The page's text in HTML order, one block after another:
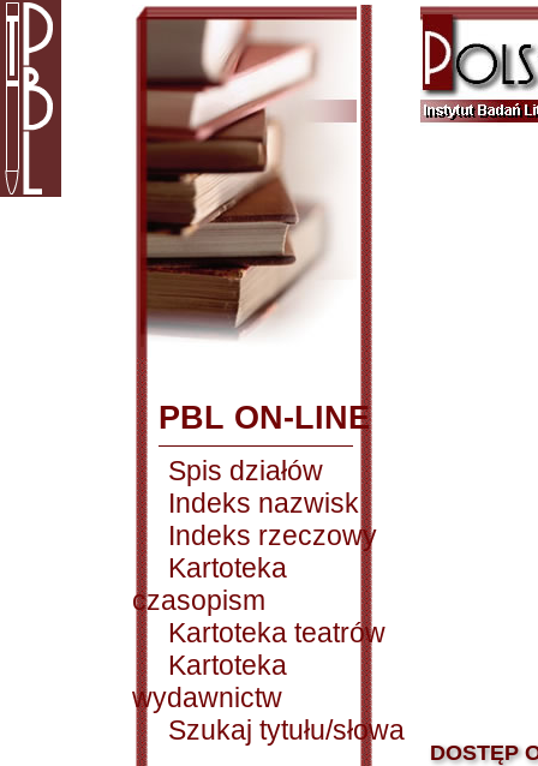
PBL ON-LINE
Spis działów
Indeks nazwisk
Indeks rzeczowy
Kartoteka
czasopism
Kartoteka teatrów
Kartoteka
wydawnictw
Szukaj tytułu/słowa
DOSTĘP